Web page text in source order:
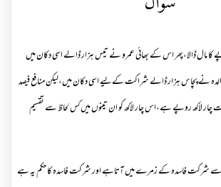
کا مال ڈالا،پھر اس کے بھائی عمرو نے تیس ہزار ڈالے اسی دکان میں
نے پچاس ہزار ڈالے شراکت کےلیے اسی دکان میں،لیکن منافع فیصد
چار لاکھ روپے ہے،اس چار لاکھ کو ان تینوں میں کس لحاظ سے تقسیم
سے شرکت فاسدہ کے زمرے میں آتاہے اور شرکت فاسدہ کا حکم یہ ہے